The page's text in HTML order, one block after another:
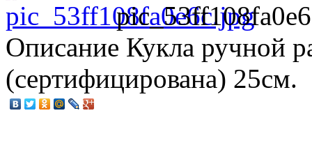
Описание Кукла ручной
(сертифицирована) 25см.